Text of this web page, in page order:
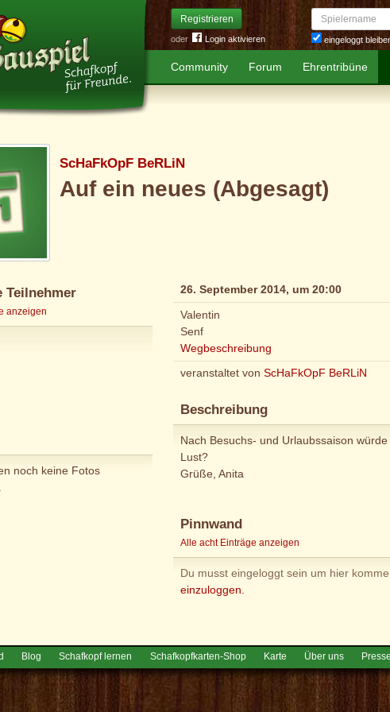
Registrieren
oder Login aktivieren
Spielername
eingeloggt
Community Forum Ehrentribüne
ScHaFkOpF BeRLiN
Auf ein neues (Abgesagt)
Teilnehmer
anzeigen
noch keine Fotos
26. September 2014, um 20:00
Valentin
Senf
Wegbeschreibung
veranstaltet von ScHaFkOpF BeRLiN
Beschreibung
Nach Besuchs- und Urlaubssaison
Lust?
Grüße, Anita
Pinnwand
Alle acht Einträge anzeigen
Du musst eingeloggt sein um hier
einzuloggen.
Blog Schafkopf lernen Schafkopfkarten-Shop Karte Über uns Presse